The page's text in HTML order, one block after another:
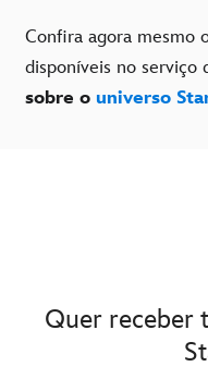
Confira agora mesmo
disponíveis no serviço
sobre o universo
Quer receber